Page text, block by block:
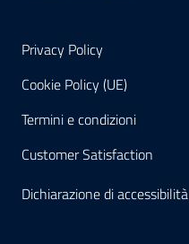
Privacy Policy
Cookie Policy (UE)
Termini e condizioni
Customer Satisfaction
Dichiarazione di accessibilità